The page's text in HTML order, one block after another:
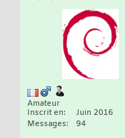
Amateur
Inscrit en
Juin 2016
Messages
94